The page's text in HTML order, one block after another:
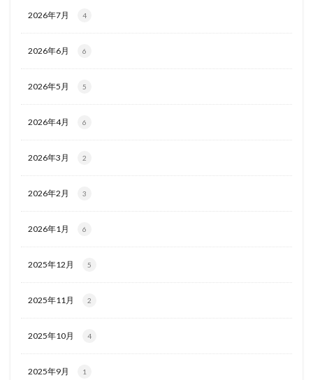
2026年7月 4
2026年6月 6
2026年5月 5
2026年4月 6
2026年3月 2
2026年2月 3
2026年1月 6
2025年12月 5
2025年11月 2
2025年10月 4
2025年9月 1